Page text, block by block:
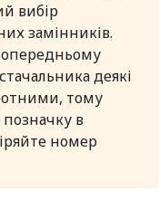
вибір
замінників.
деякі
тому
позначку в
номер